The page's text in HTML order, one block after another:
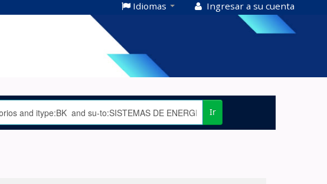
Idiomas Ingresar a su cuenta
Ir